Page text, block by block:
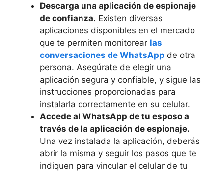
Descarga una aplicación de espionaje
de confianza. Existen diversas
aplicaciones disponibles en el mercado
que te permiten monitorear las
conversaciones de WhatsApp de otra
persona. Asegúrate de elegir una
aplicación segura y confiable, y sigue las
instrucciones proporcionadas para
instalarla correctamente en su celular.
Accede al WhatsApp de tu esposo a
través de la aplicación de espionaje.
Una vez instalada la aplicación, deberás
abrir la misma y seguir los pasos que te
indiquen para vincular el celular de tu